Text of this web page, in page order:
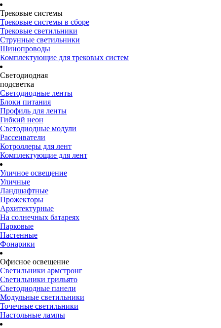
Трековые системы
Трековые системы в сборе
Трековые светильники
Струнные светильники
Шинопроводы
Комплектующие для трековых систем
Светодиодная
подсветка
Светодиодные ленты
Блоки питания
Профиль для ленты
Гибкий неон
Светодиодные модули
Рассеиватели
Котроллеры для лент
Комплектующие для лент
Уличное освещение
Уличные
Ландшафтные
Прожекторы
Архитектурные
На солнечных батареях
Парковые
Настенные
Фонарики
Офисное освещение
Светильники армстронг
Светильники грильято
Светодиодные панели
Модульные светильники
Точечные светильники
Настольные лампы